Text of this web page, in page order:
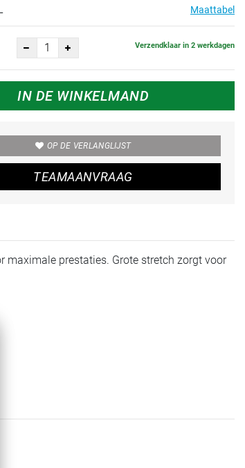
Maattabel
Verzendklaar in 2 werkdagen
IN DE WINKELMAND
OP DE VERLANGLIJST
TEAMAANVRAAG
prestaties. Grote stretch zorgt voor